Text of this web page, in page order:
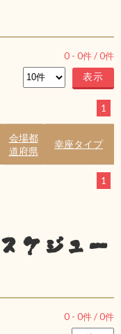
0 - 0件 /0件
1
会場都
道府県
幸座タイプ
1
ケジュー
0 - 0件 /0件